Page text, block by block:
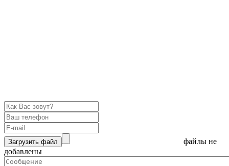
Загрузить файл
файлы не
добавлены